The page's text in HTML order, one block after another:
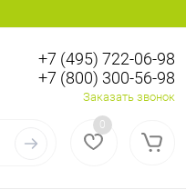
Регистрация
+7 (495) 722-06-98
+7 (800) 300-56-98
Заказать звонок
0